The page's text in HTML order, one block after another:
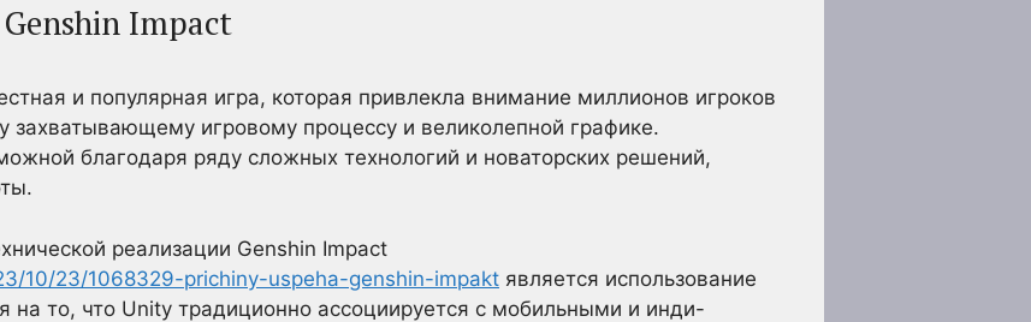
Impact
и популярная игра, которая привлекла внимание миллионов игроков
захватывающему игровому процессу и великолепной графике.
благодаря ряду сложных технологий и новаторских решений,
реализации Genshin Impact
10/23/1068329-prichiny-uspeha-genshin-impakt является использование
на то, что Unity традиционно ассоциируется с мобильными и инди-